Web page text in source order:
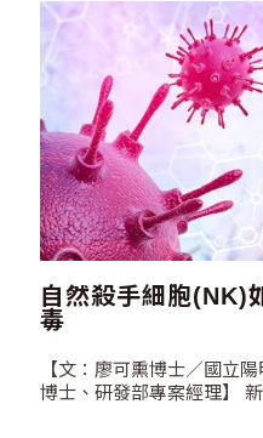
管理條例」以及「再生醫
法院中待審。對於你我的含意是甚麼呢
案中的定義，再生醫療是
器、基因或蛋白質，修復
目前的再生醫療又開一個
自體移植，但在「再生醫療
台灣可以進行異體及外泌體
藥物要經過三期臨床實驗，
案中針對為治療危及生命或
臨床試驗後，確保安全性及
可證，促進產業願意參與
讓生技公司協助醫療機構
時間。 「再生醫療三法」加上原有的生技醫療醫藥產業發
展條例，把生醫產業與現實
「再生醫療發展法」設定
且使得建立國家級細胞庫
連結及鼓勵產業的優惠。
人體組織，因此細胞製造者
自然殺手細胞(NK)
毒
【文：廖可熏博士／國立
博士、研發部專案經理】 新冠病毒從2019年發生以來，